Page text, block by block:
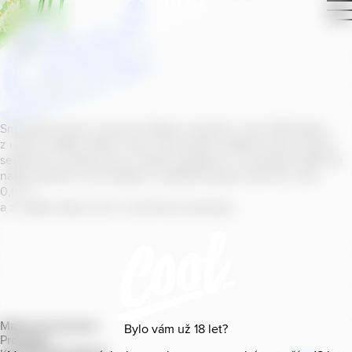
Bylo vám už 18 let?
Smícháním piva s ovocnou šťávou vytvořil v roce
z našich sládků
segmentu na bázi piva v České republice. V současné době se
naše portfolio Cool skládá z nealkoholických příchutí s alk.
0
a z nealko řady Cool+ s funkčními benefity.
Mapa provozoven
Produkty